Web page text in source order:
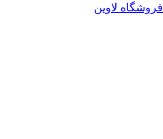
فروشگاه لاوین